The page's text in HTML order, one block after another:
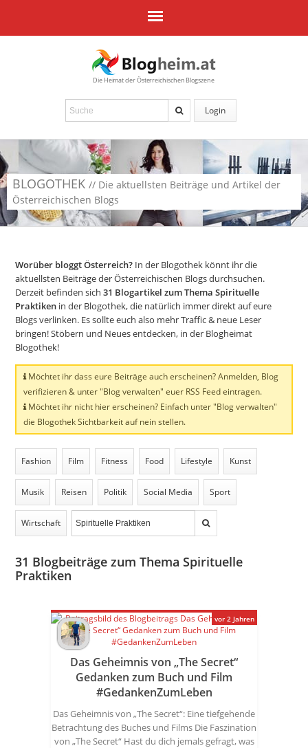
Die Heimat der Österreichischen Blogszene
Login
BLOGOTHEK // Die aktuellsten Beiträge und Artikel der
Österreichischen Blogs
Worüber bloggt Österreich? In der Blogothek könnt ihr die
aktuellsten Beiträge der Österreichischen Blogs durchsuchen.
Derzeit befinden sich31 Blogartikel zum Thema Spirituelle
Praktiken in der Blogothek, die natürlich immer direkt auf eure
Blogs verlinken. Es sollte euch also mehr Traffic & neue Leser
bringen! Stöbern und Neues entdecken, in der Blogheimat
Blogothek!
Möchtet ihr dass eure Beiträge auch erscheinen? Anmelden, Blog
verifizieren & unter "Blog verwalten" euer RSS Feed eintragen.
Möchtet ihr nicht hier erscheinen? Einfach unter "Blog verwalten"
die Blogothek Sichtbarkeit auf nein stellen.
Fashion Film Fitness Food Lifestyle Kunst
Musik Reisen Politik Social Media Sport
Wirtschaft
31 Blogbeiträge zum Thema Spirituelle
Praktiken
Das Geheimnis von „The Secret“
Gedanken zum Buch und Film
#GedankenZumLeben
Das Geheimnis von „The Secret“: Eine tiefgehende
Betrachtung des Buches und Films Die Faszination
von „The Secret“ Hast du dich jemals gefragt, was
vor 2 Jahren